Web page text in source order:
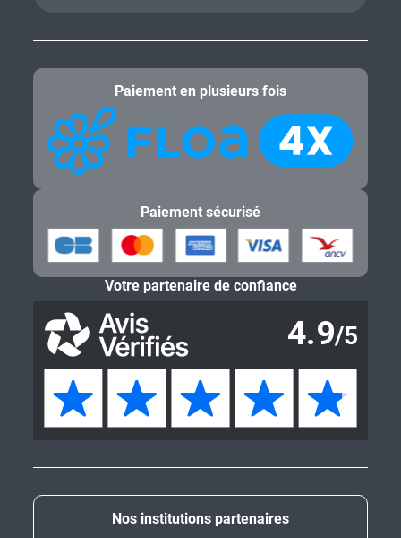
Nos institutions partenaires
Paiement en plusieurs fois
Paiement sécurisé
Votre partenaire de confiance